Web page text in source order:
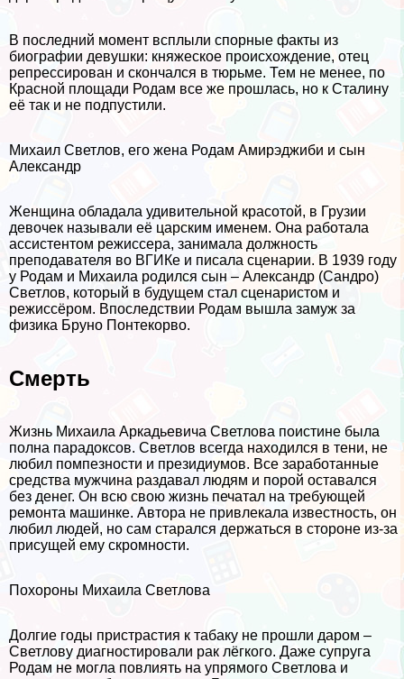
В последний момент всплыли спopные факты из
биографии дeвyшки: княжеское происхождение, отец
репрессирован и скончался в тюрьме. Тем не менее, по
Красной площади Родам все же прошлась, но к Сталину
её так и не подпустили.
Михаил Светлов, его жена Родам Амирэджиби и сын
Александр
Женщина обладала удивительной красотой, в Грузии
девочек называли её царским именем. Она работала
ассистентом режиссера, занимала должность
преподавателя во ВГИКе и писала сценарии. В 1939 году
у Родам и Михаила родился сын – Александр (Сандро)
Светлов, который в будущем стал сценаристом и
режиссёром. Впоследствии Родам вышла замуж за
физика Бруно Понтекорво.
Cмepть
Жизнь Михаила Аркадьевича Светлова поистине была
полна парадоксов. Светлов всегда находился в тени, не
любил помпезности и президиумов. Все заработанные
средства мужчина раздавал людям и порой оставался
без денег. Он всю свою жизнь печатал на требующей
ремонта машинке. Автора не привлекала известность, он
любил людей, но сам старался держаться в стороне из-за
присущей ему скромности.
Похороны Михаила Светлова
Долгие годы пристрастия к табаку не прошли даром –
Светлову диагностировали paк лёгкого. Даже супруга
Родам не могла повлиять на упрямого Светлова и